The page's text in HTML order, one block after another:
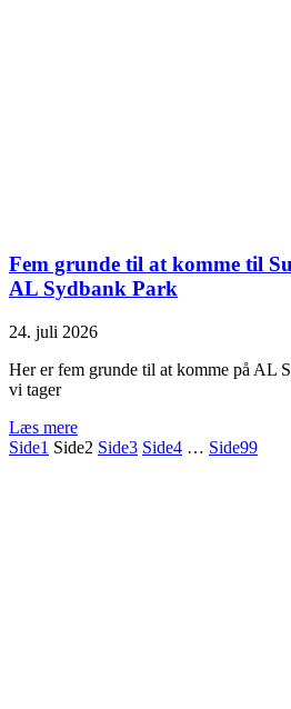
Fem grunde til at komme til
AL Sydbank Park
24. juli 2026
Her er fem grunde til at komme på AL
vi tager
Læs mere
Side1 Side2 Side3 Side4 … Side99